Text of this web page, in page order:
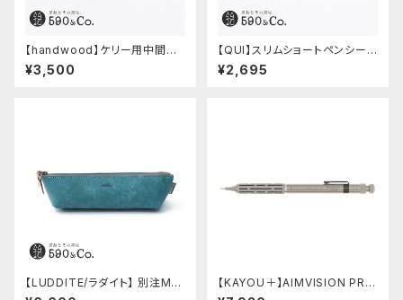
【handwood】ケリー用中間パ
ーツ/カスタムグリップ (ディンプ
ル/ステンレス)
¥3,500
【QUI】スリムショートペンシー
ス・クードゥー (ストーン)
¥2,695
【LUDDITE/ラダイト】 別注MAY
Aレザーボートペンケース (ター
【KAYOU＋】AIMVISION PR
O/エイムビジョンプロ (チタニウ